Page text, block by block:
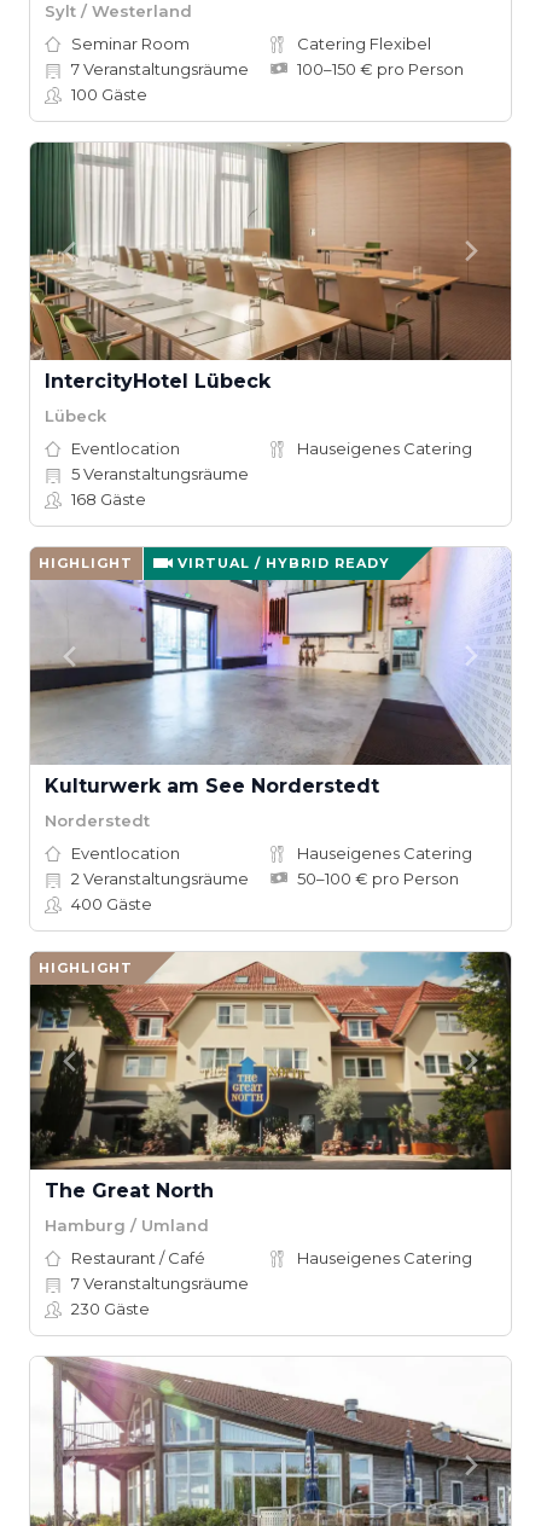
Sylt / Westerland
Seminar Room
Catering Flexibel
7Veranstaltungsräume
100–150 € pro Person
100 Gäste
IntercityHotel Lübeck
Lübeck
Eventlocation
Hauseigenes Catering
5Veranstaltungsräume
168 Gäste
HIGHLIGHT VIRTUAL / HYBRID READY
Kulturwerk am See Norderstedt
Norderstedt
Eventlocation
Hauseigenes Catering
2 Veranstaltungsräume
50–100 € pro Person
400 Gäste
HIGHLIGHT
The Great North
Hamburg / Umland
Restaurant / Café
Hauseigenes Catering
7Veranstaltungsräume
230 Gäste